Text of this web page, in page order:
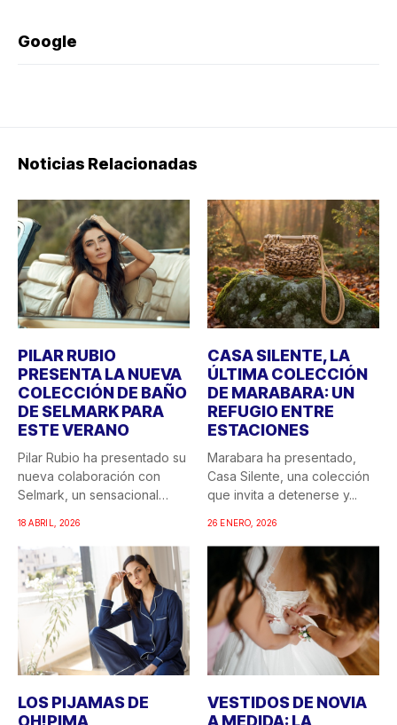
Google
Noticias Relacionadas
PILAR RUBIO
PRESENTA LA NUEVA
COLECCIÓN DE BAÑO
DE SELMARK PARA
ESTE VERANO
Pilar Rubio ha presentado su
nueva colaboración con
Selmark, un sensacional
18 ABRIL, 2026
CASA SILENTE, LA
ÚLTIMA COLECCIÓN
DE MARABARA: UN
REFUGIO ENTRE
ESTACIONES
Marabara ha presentado,
Casa Silente, una colección
que invita a detenerse y...
26 ENERO, 2026
LOS PIJAMAS DE
OH!PIMA
VESTIDOS DE NOVIA
A MEDIDA: LA